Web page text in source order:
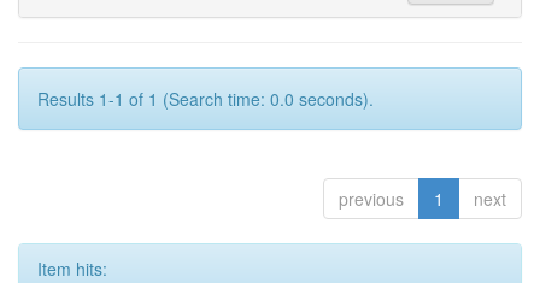
Results 1-1 of 1 (Search time: 0.0 seconds).
previous 1 next
Item hits: